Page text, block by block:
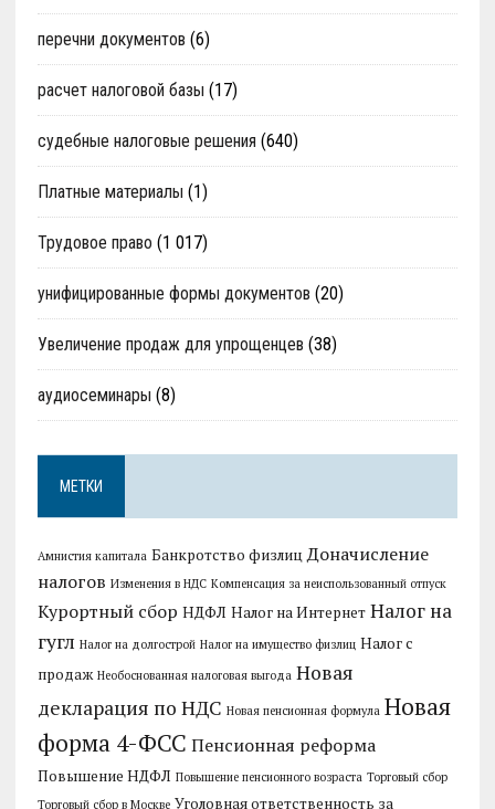
перечни документов (6)
расчет налоговой базы (17)
судебные налоговые решения (640)
Платные материалы (1)
Трудовое право (1 017)
унифицированные формы документов (20)
Увеличение продаж для упрощенцев (38)
аудиосеминары (8)
МЕТКИ
Амнистия капитала Банкротство физлиц Доначисление
налогов Изменения в НДС Компенсация за неиспользованный отпуск
Курортный сбор НДФЛ Налог на Интернет Налог на
гугл Налог на долгострой Налог на имущество физлиц Налог с
продаж Необоснованная налоговая выгода Новая
декларация по НДС Новая пенсионная формула Новая
форма 4-ФСС Пенсионная реформа
Повышение НДФЛ Повышение пенсионного возраста Торговый сбор
Торговый сбор в Москве Уголовная ответственность за